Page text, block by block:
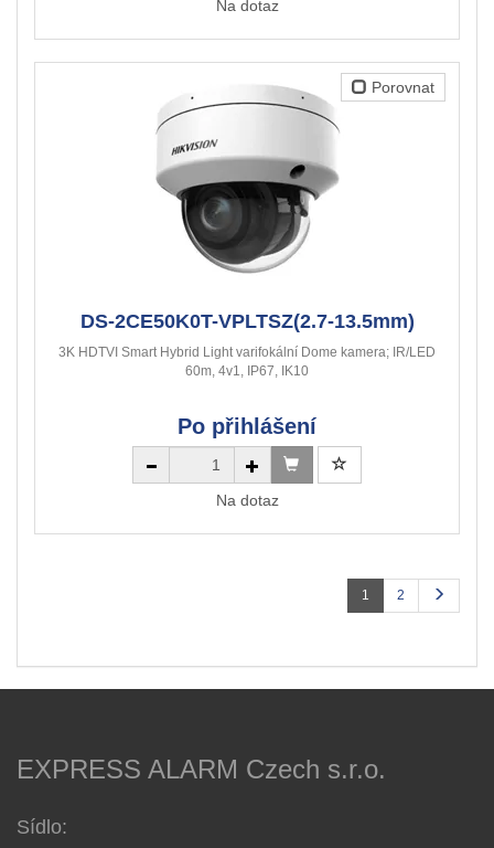
Na dotaz
Porovnat
DS-2CE50K0T-VPLTSZ(2.7-13.5mm)
3K HDTVI Smart Hybrid Light varifokální Dome kamera; IR/LED
60m, 4v1, IP67, IK10
Po přihlášení
Na dotaz
1 2
EXPRESS ALARM Czech s.r.o.
Sídlo: